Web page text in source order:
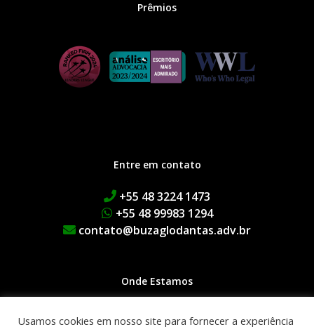
Prêmios
Entre em contato
+55 48 3224 1473
+55 48 99983 1294
contato@buzaglodantas.adv.br
Onde Estamos
Rua Adolfo Melo, 38 | Centro
Usamos cookies em nosso site para fornecer a experiência